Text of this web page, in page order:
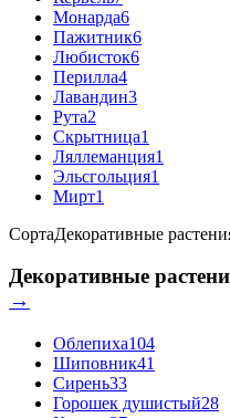
Монарда6
Пажитник6
Любисток6
Перилла4
Лавандин3
Рута2
Скрытница1
Ляллеманция1
Эльсгольция1
Мирт1
СортаДекоративные
Декоративные
→
Облепиха104
Шиповник41
Сирень33
Горошек душистый28